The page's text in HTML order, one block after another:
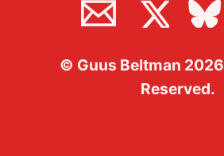
© Guus Beltman 2026
Reserved.